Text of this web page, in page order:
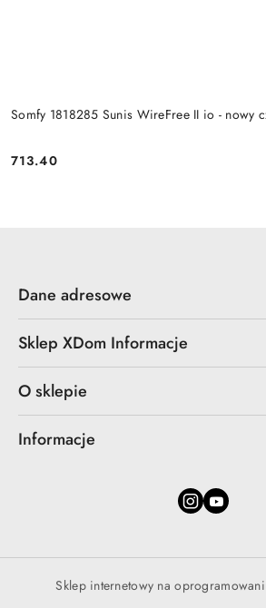
Somfy 1818285 Sunis WireFree II io - nowy
Cena:
713.40
Dane adresowe
Sklep XDom Informacje
O sklepie
Informacje
Sklep internetowy na